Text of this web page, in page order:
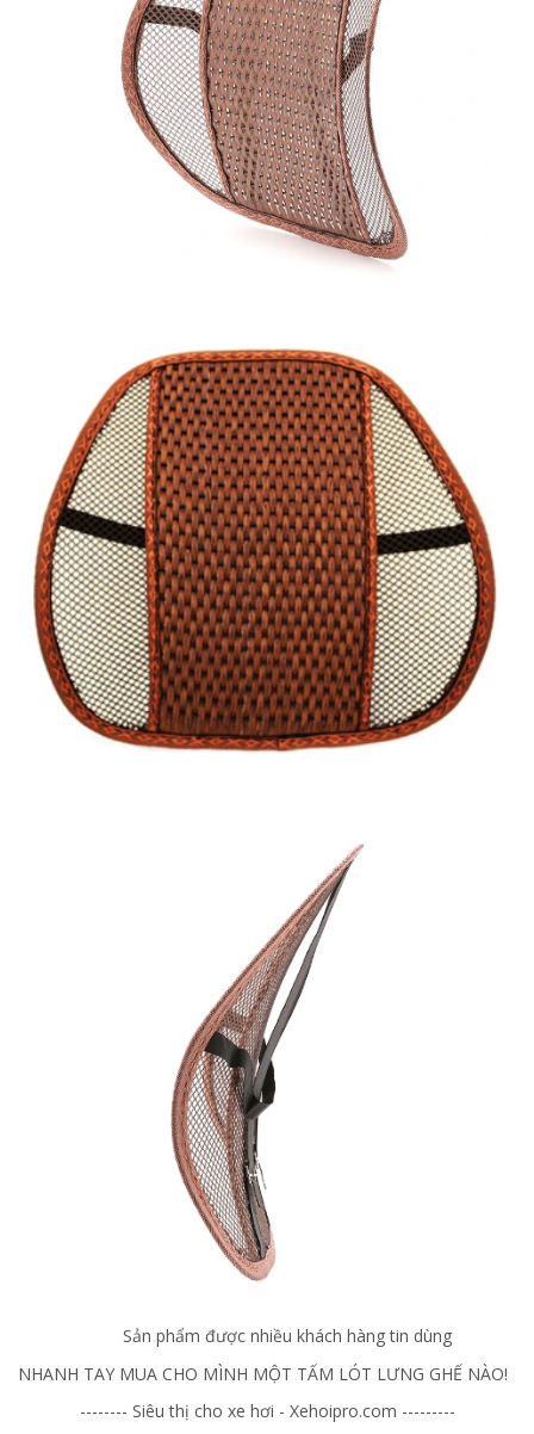
Sản phẩm được nhiều khách hàng tin dùng
NHANH TAY MUA CHO MÌNH MỘT TẤM LÓT LƯNG GHẾ NÀO!
-------- Siêu thị cho xe hơi - Xehoipro.com ---------